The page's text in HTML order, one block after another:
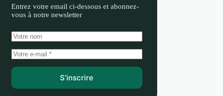
Entrez votre email ci-dessous et abonnez-
vous à notre newsletter
S’inscrire